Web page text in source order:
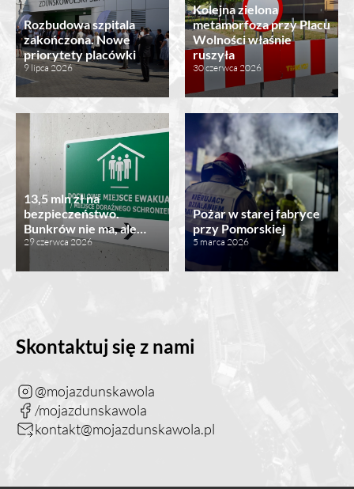
Rozbudowa szpitala
zakończona. Nowe
priorytety placówki
9 lipca 2026
Kolejna zielona
metamorfoza przy Placu
Wolności właśnie
ruszyła
30 czerwca 2026
13,5 mln zł na
bezpieczeństwo.
Bunkrów nie ma, ale…
29 czerwca 2026
Pożar w starej fabryce
przy Pomorskiej
5 marca 2026
Skontaktuj się z nami
@mojazdunskawola
/mojazdunskawola
kontakt@mojazdunskawola.pl